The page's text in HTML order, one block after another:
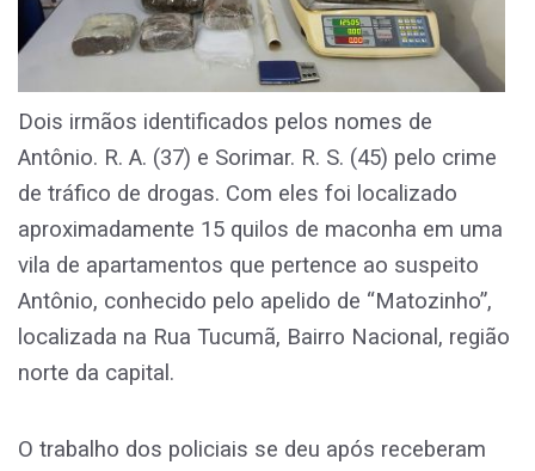
Dois irmãos identificados pelos nomes de
Antônio. R. A. (37) e Sorimar. R. S. (45) pelo crime
de tráfico de drogas. Com eles foi localizado
aproximadamente 15 quilos de maconha em uma
vila de apartamentos que pertence ao suspeito
Antônio, conhecido pelo apelido de “Matozinho”,
localizada na Rua Tucumã, Bairro Nacional, região
norte da capital.
O trabalho dos policiais se deu após receberam